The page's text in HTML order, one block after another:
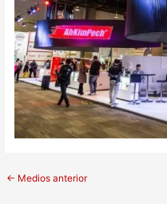
← Medios anterior